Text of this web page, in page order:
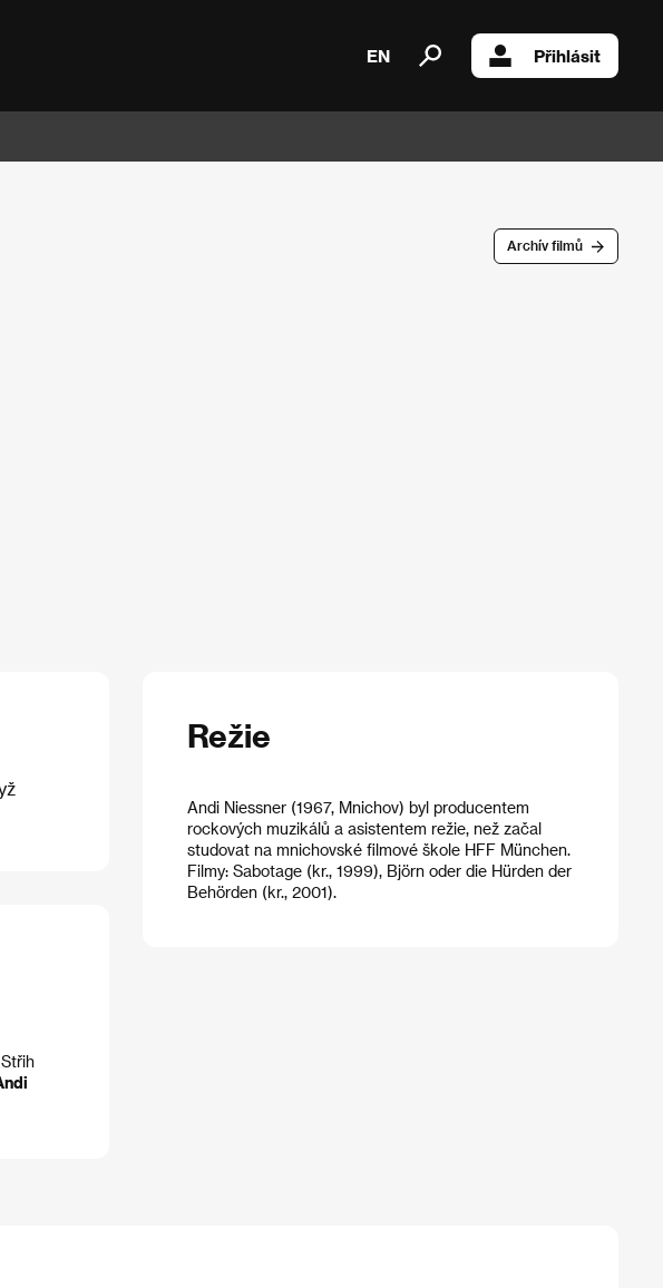
EN Přihlásit
Archív filmů
Režie
Andi Niessner (1967, Mnichov) byl producentem
rockových muzikálů a asistentem režie, než začal
studovat na mnichovské filmové škole HFF München.
Filmy: Sabotage (kr., 1999), Björn oder die Hürden der
Behörden (kr., 2001).